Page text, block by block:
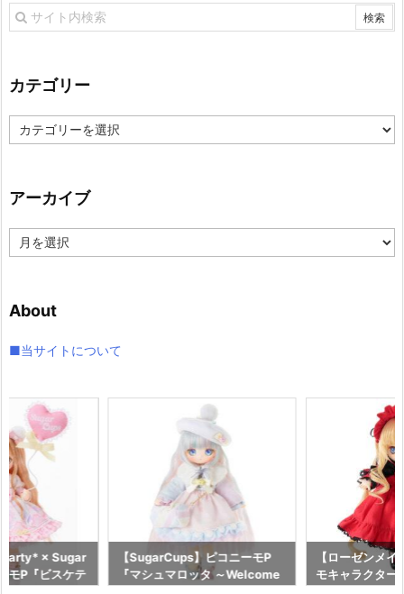
カテゴリー
テ
ー
アーカイブ
ー
ブ
About
■当サイトについて
Party* × Sugar
モP『ビスケテ
【SugarCups】ピコニーモP
『マシュマロッタ ～Welcome
【ローゼンメ
モキャラクター